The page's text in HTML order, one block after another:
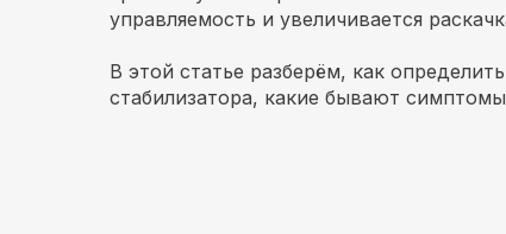
управляемость и увеличивается
В этой статье разберём, как
стабилизатора, какие бывают